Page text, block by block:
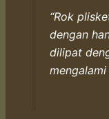
“Rok
dengan
dilipat
mengalami